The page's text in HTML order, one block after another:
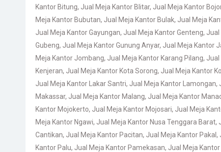
Kantor Bitung, Jual Meja Kantor Blitar, Jual Meja Kantor
Meja Kantor Bubutan, Jual Meja Kantor Bulak, Jual Meja
Jual Meja Kantor Gayungan, Jual Meja Kantor Genteng, Jual
Gubeng, Jual Meja Kantor Gunung Anyar, Jual Meja Kantor
Meja Kantor Jombang, Jual Meja Kantor Karang Pilang, Jual
Kenjeran, Jual Meja Kantor Kota Sorong, Jual Meja Kantor
Jual Meja Kantor Lakar Santri, Jual Meja Kantor Lamongan,
Makassar, Jual Meja Kantor Malang, Jual Meja Kantor
Kantor Mojokerto, Jual Meja Kantor Mojosari, Jual Meja
Meja Kantor Ngawi, Jual Meja Kantor Nusa Tenggara Barat,
Cantikan, Jual Meja Kantor Pacitan, Jual Meja Kantor Pakal ,
Kantor Palu, Jual Meja Kantor Pamekasan, Jual Meja